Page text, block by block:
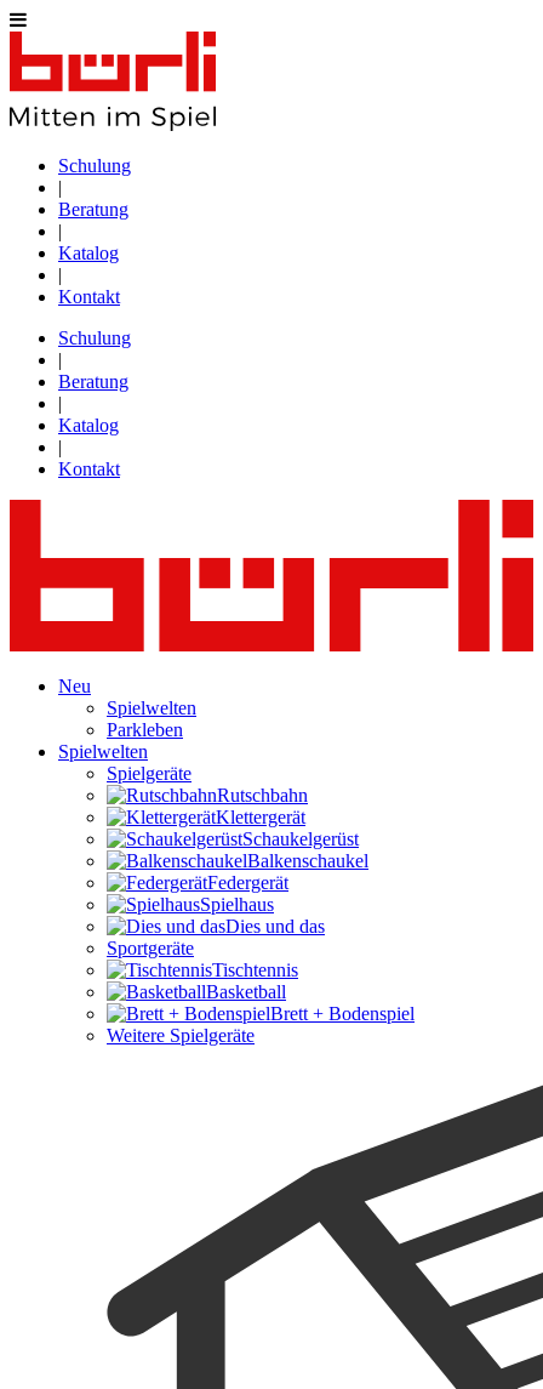
Schulung
|
Beratung
|
Katalog
|
Kontakt
Schulung
|
Beratung
|
Katalog
|
Kontakt
Neu
Spielwelten
Parkleben
Spielwelten
Spielgeräte
Rutschbahn
Klettergerät
Schaukelgerüst
Balkenschaukel
Federgerät
Spielhaus
Dies und das
Sportgeräte
Tischtennis
Basketball
Brett + Bodenspiel
Weitere Spielgeräte